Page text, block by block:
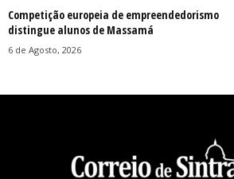
Competição europeia de empreendedorismo
distingue alunos de Massamá
6 de Agosto, 2026